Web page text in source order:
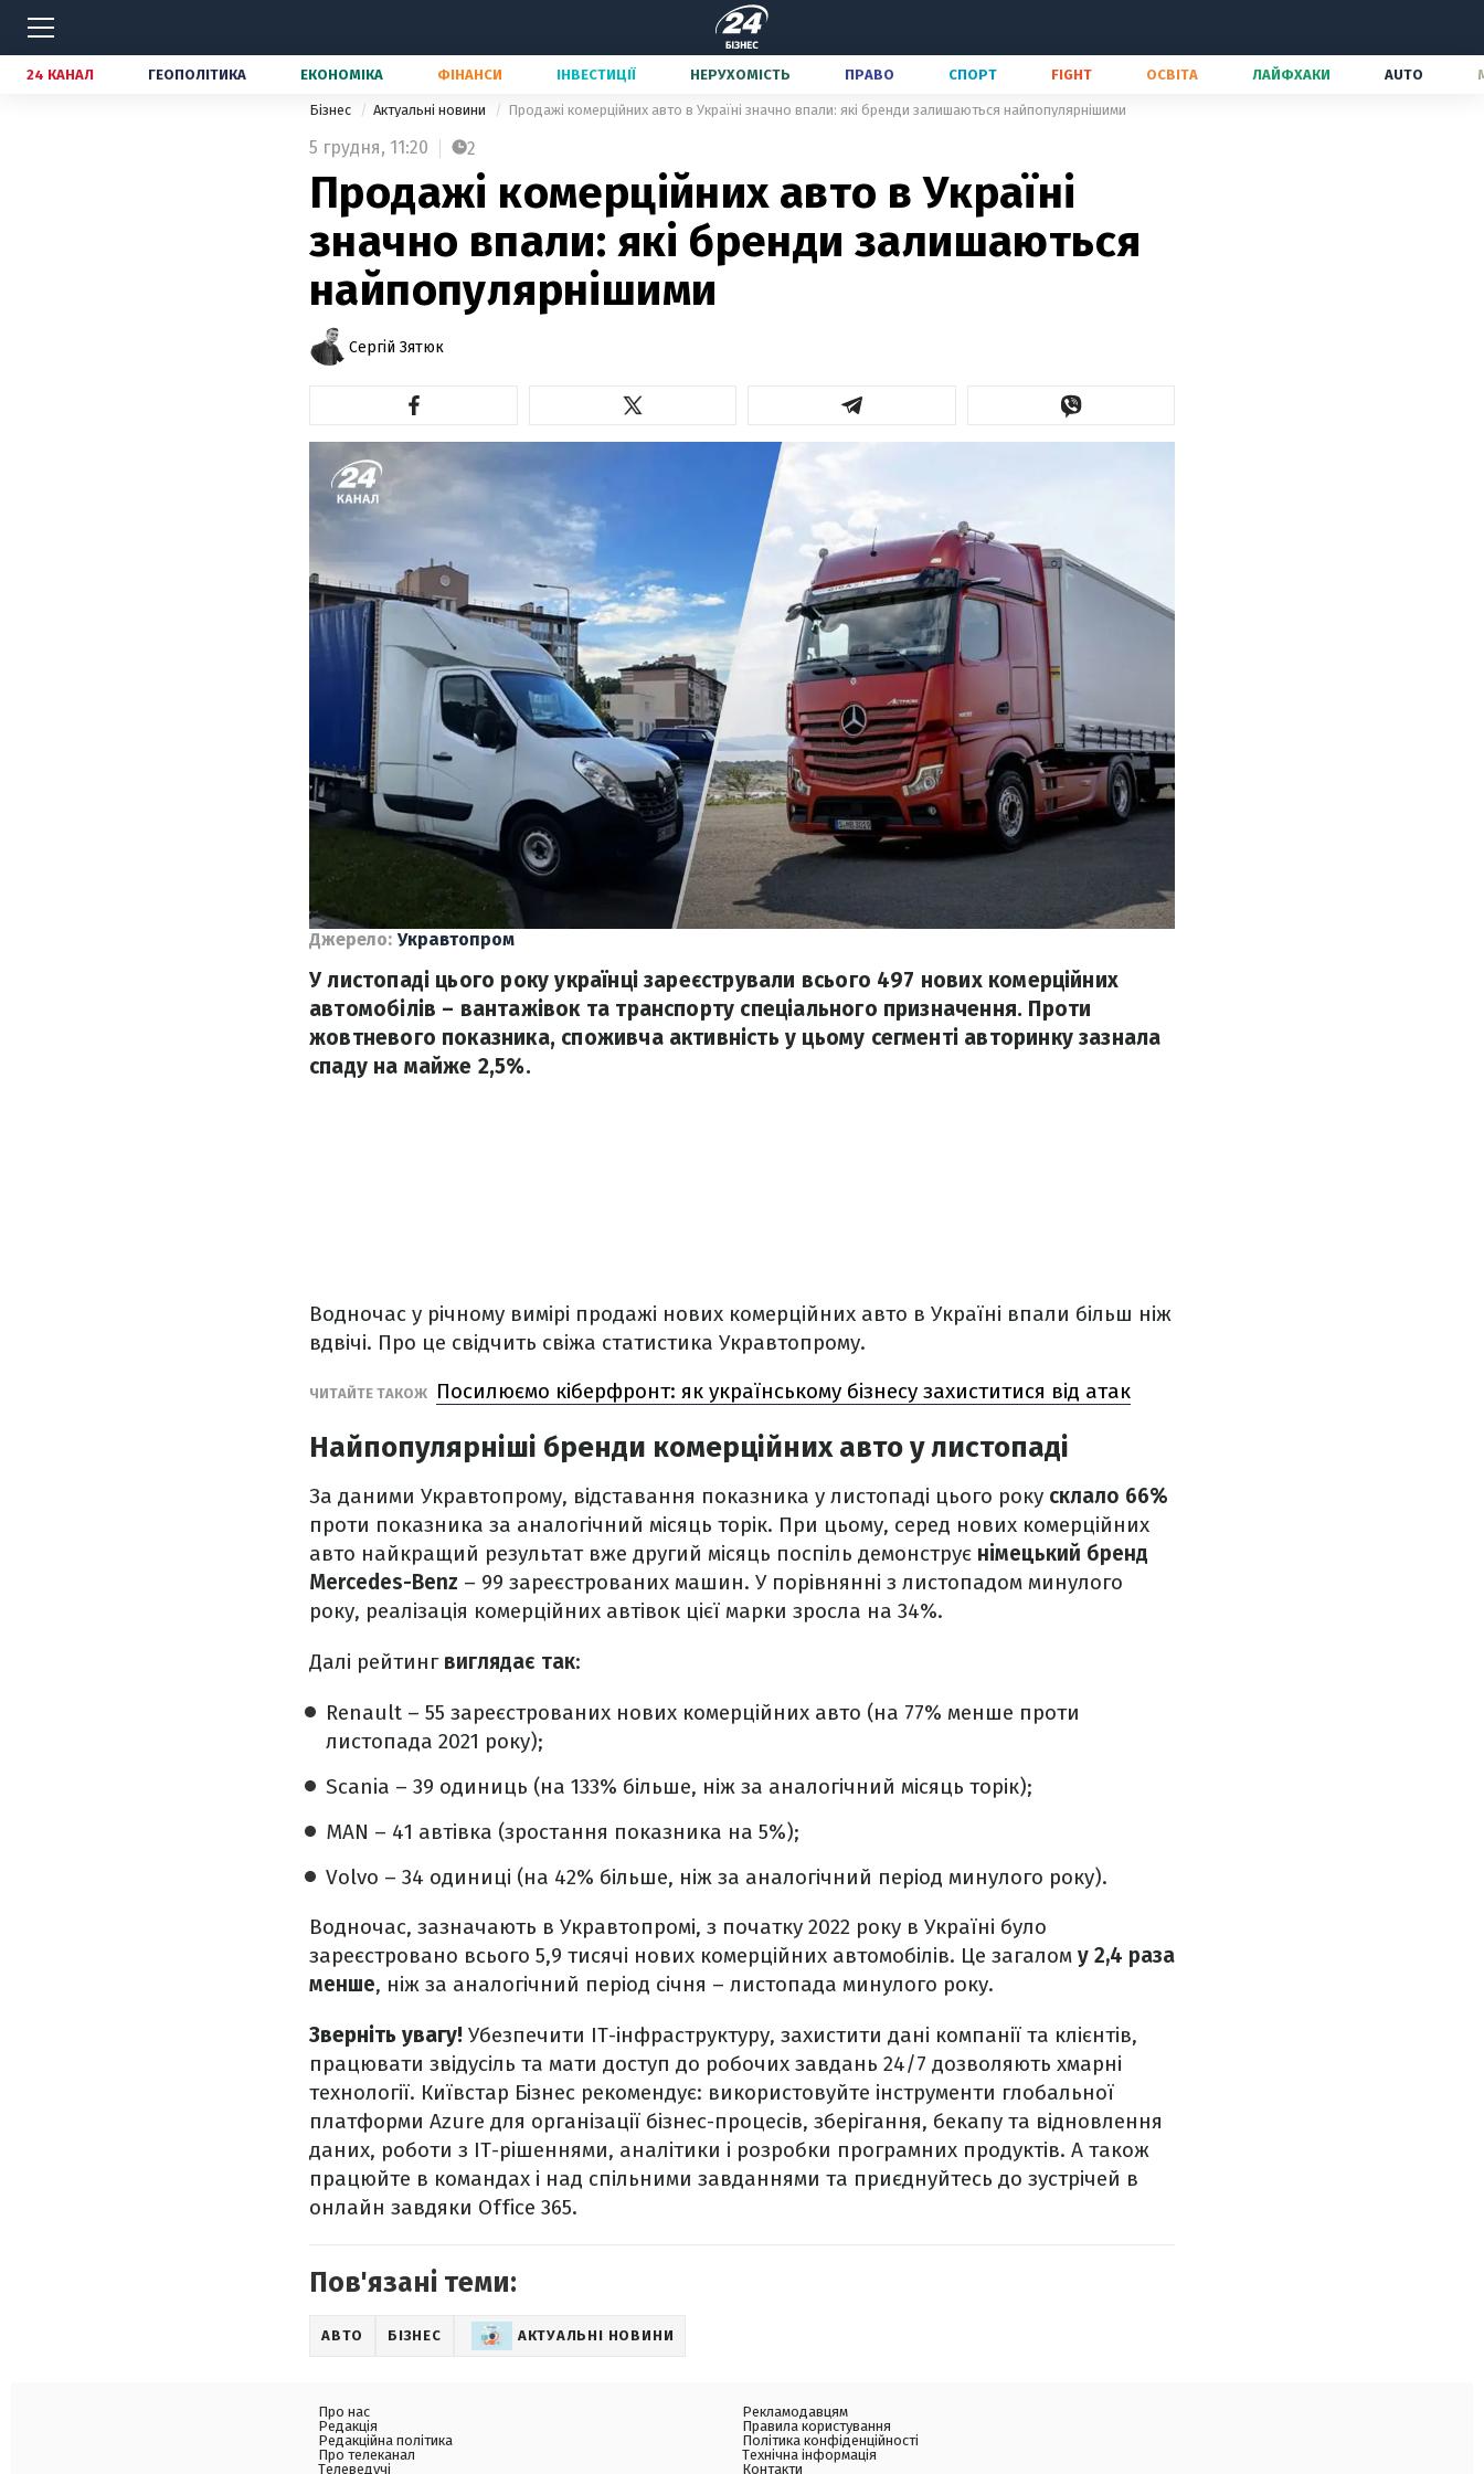
24 КАНАЛ ГЕОПОЛІТИКА ЕКОНОМІКА ФІНАНСИ ІНВЕСТИЦІЇ НЕРУХОМІСТЬ ПРАВО СПОРТ FIGHT ОСВІТА ЛАЙФХАКИ AUTO
Бізнес Актуальні новини Продажі комерційних авто в Україні значно впали: які бренди залишаються найпопулярнішими
5 грудня, 11:20 2
Продажі комерційних авто в Україні
значно впали: які бренди залишаються
найпопулярнішими
Сергій Зятюк
Джерело: Укравтопром
У листопаді цього року українці зареєстрували всього 497 нових комерційних
автомобілів – вантажівок та транспорту спеціального призначення. Проти
жовтневого показника, споживча активність у цьому сегменті авторинку зазнала
спаду на майже 2,5%.
Водночас у річному вимірі продажі нових комерційних авто в Україні впали більш ніж
вдвічі. Про це свідчить свіжа статистика Укравтопрому.
ЧИТАЙТЕ ТАКОЖ Посилюємо кіберфронт: як українському бізнесу захиститися від атак
Найпопулярніші бренди комерційних авто у листопаді
За даними Укравтопрому, відставання показника у листопаді цього року склало 66%
проти показника за аналогічний місяць торік. При цьому, серед нових комерційних
авто найкращий результат вже другий місяць поспіль демонструє німецький бренд
Mercedes-Benz – 99 зареєстрованих машин. У порівнянні з листопадом минулого
року, реалізація комерційних автівок цієї марки зросла на 34%.
Далі рейтинг виглядає так:
Renault – 55 зареєстрованих нових комерційних авто (на 77% менше проти
листопада 2021 року);
Scania – 39 одиниць (на 133% більше, ніж за аналогічний місяць торік);
MAN – 41 автівка (зростання показника на 5%);
Volvo – 34 одиниці (на 42% більше, ніж за аналогічний період минулого року).
Водночас, зазначають в Укравтопромі, з початку 2022 року в Україні було
зареєстровано всього 5,9 тисячі нових комерційних автомобілів. Це загалом у 2,4 раза
менше, ніж за аналогічний період січня – листопада минулого року.
Зверніть увагу! Убезпечити IT-інфраструктуру, захистити дані компанії та клієнтів,
працювати звідусіль та мати доступ до робочих завдань 24/7 дозволяють хмарні
технології. Київстар Бізнес рекомендує: використовуйте інструменти глобальної
платформи Azure для організації бізнес-процесів, зберігання, бекапу та відновлення
даних, роботи з IT-рішеннями, аналітики і розробки програмних продуктів. А також
працюйте в командах і над спільними завданнями та приєднуйтесь до зустрічей в
онлайн завдяки Office 365.
Пов'язані теми:
АВТО БІЗНЕС АКТУАЛЬНІ НОВИНИ
Про нас
Редакція
Редакційна політика
Про телеканал
Телеведучі
Рекламодавцям
Правила користування
Політика конфіденційності
Технічна інформація
Контакти